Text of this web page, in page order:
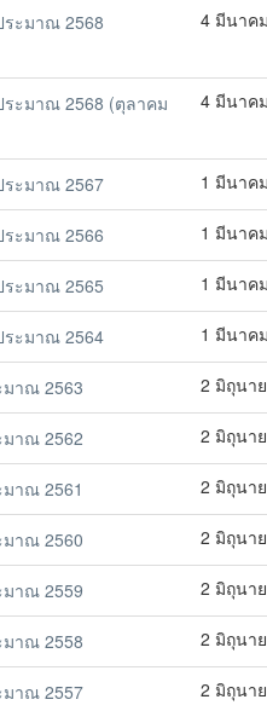
ระมาณ 2568
4 มีนาค
ระมาณ 2568 (ตุลาคม
4 มีนาค
ระมาณ 2567 1 มีนาค
ระมาณ 2566 1 มีนาค
ระมาณ 2565 1 มีนาค
ระมาณ 2564 1 มีนาค
มาณ 2563 2 มิถุนา
มาณ 2562 2 มิถุนา
าณ 2561 2 มิถุนา
มาณ 2560 2 มิถุนา
มาณ 2559 2 มิถุนา
มาณ 2558 2 มิถุนา
มาณ 2557 2 มิถุนา